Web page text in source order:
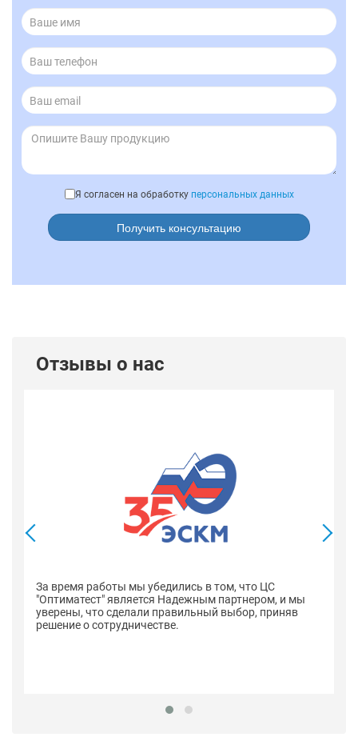
Я согласен на обработку персональных данных
Получить консультацию
Отзывы о нас
За время работы мы убедились в том, что ЦС
"Оптиматест" является Надежным партнером, и мы
уверены, что сделали правильный выбор, приняв
решение о сотрудничестве.